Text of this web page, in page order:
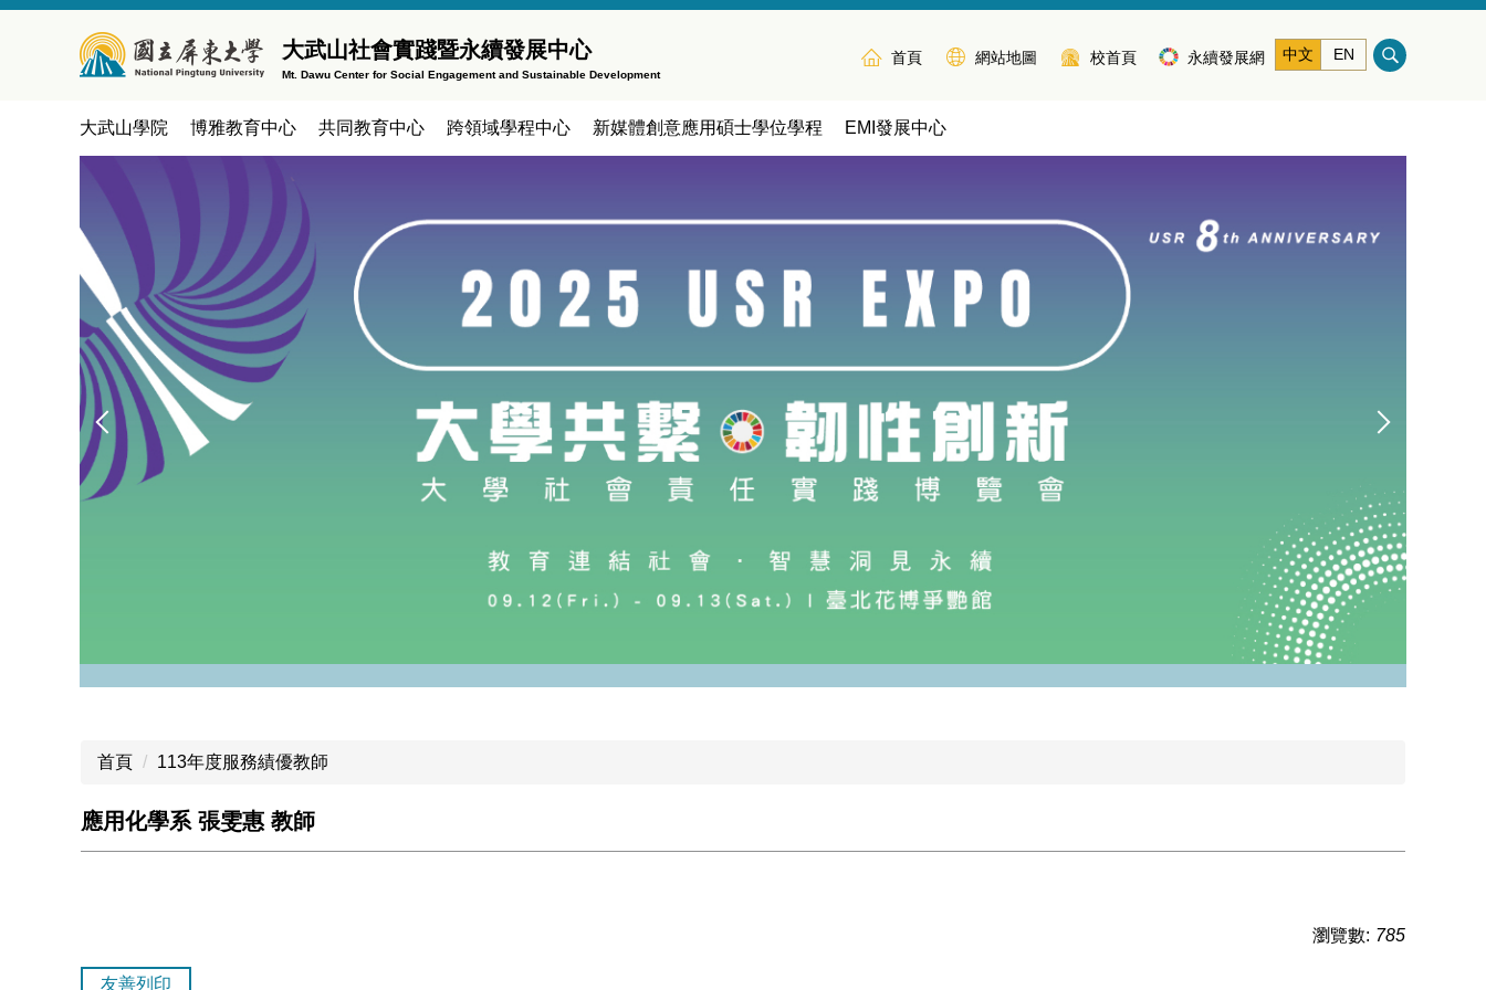
大武山社會實踐暨永續發展中心
Mt. Dawu Center for Social Engagement and Sustainable Development
首頁 網站地圖 校首頁 永續發展網 中文 EN
大武山學院 博雅教育中心 共同教育中心 跨領域學程中心 新媒體創意應用碩士學位學程 EMI發展中心
首頁 113年度服務績優教師
應用化學系 張雯惠 教師
瀏覽數: 785
友善列印